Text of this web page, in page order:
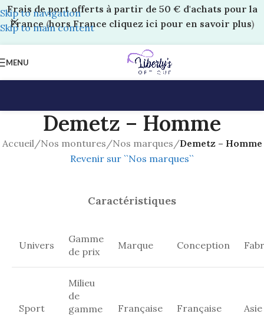
Skip to navigation
Skip to main content
Frais de port offerts à partir de 50 € d'achats pour la
France(hors France cliquez ici pour en savoir plus)
MENU
Demetz – Homme
Accueil/Nos montures /Nos marques /Demetz – Homme
Revenir sur ``Nos marques``
Caractéristiques
Univers
Gamme
de prix
Marque Conception
Sport
Milieu
de
gamme
Française Française Asie